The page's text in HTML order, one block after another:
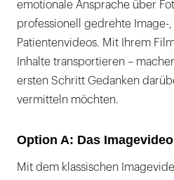
emotionale Ansprache über
professionell gedrehte Image-
Patientenvideos. Mit Ihrem
Inhalte transportieren –
ersten Schritt Gedanken
vermitteln möchten.
Option A: Das Imagevideo
Mit dem klassischen